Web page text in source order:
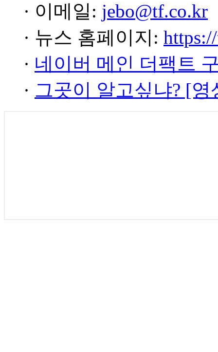
· 이메일: jebo@tf.co.kr
· 뉴스 홈페이지:
· 네이버 메인 더팩트
· 그곳이 알고싶냐? [